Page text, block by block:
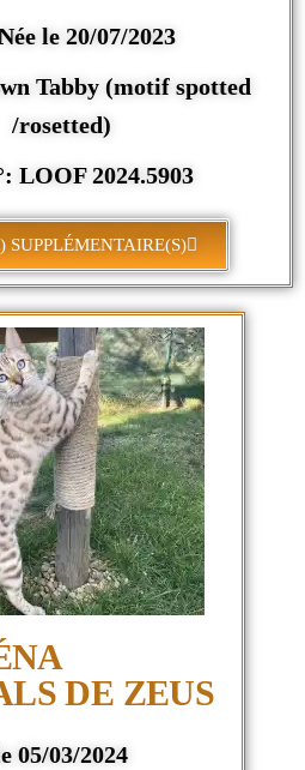
le 20/07/2023
Tabby (motif spotted
/rosetted)
LOOF 2024.5903
SUPPLÉMENTAIRE(S)
DE ZEUS
05/03/2024